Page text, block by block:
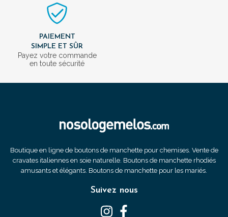
PAIEMENT
SIMPLE ET SÛR
Payez votre commande
en toute sécurité
Boutique en ligne de boutons de manchette pour chemises. Vente de
cravates italiennes en soie naturelle. Boutons de manchette rhodiés
amusants et élégants. Boutons de manchette pour les mariés.
Suivez nous